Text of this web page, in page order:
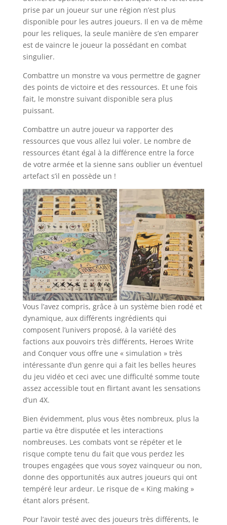
prise par un joueur sur une région n’est plus
disponible pour les autres joueurs. Il en va de même
pour les reliques, la seule manière de s’en emparer
est de vaincre le joueur la possédant en combat
singulier.
Combattre un monstre va vous permettre de gagner
des points de victoire et des ressources. Et une fois
fait, le monstre suivant disponible sera plus
puissant.
Combattre un autre joueur va rapporter des
ressources que vous allez lui voler. Le nombre de
ressources étant égal à la différence entre la force
de votre armée et la sienne sans oublier un éventuel
artefact s’il en possède un !
Vous l’avez compris, grâce à un système bien rodé et
dynamique, aux différents ingrédients qui
composent l’univers proposé, à la variété des
factions aux pouvoirs très différents, Heroes Write
and Conquer vous offre une « simulation » très
intéressante d’un genre qui a fait les belles heures
du jeu vidéo et ceci avec une difficulté somme toute
assez accessible tout en flirtant avant les sensations
d’un 4X.
Bien évidemment, plus vous êtes nombreux, plus la
partie va être disputée et les interactions
nombreuses. Les combats vont se répéter et le
risque compte tenu du fait que vous perdez les
troupes engagées que vous soyez vainqueur ou non,
donne des opportunités aux autres joueurs qui ont
tempéré leur ardeur. Le risque de « King making »
étant alors présent.
Pour l’avoir testé avec des joueurs très différents, le